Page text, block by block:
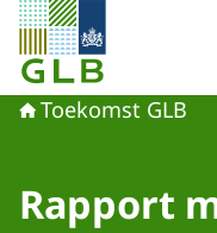
Naar de homepage
Toekomst GLB
Rapport